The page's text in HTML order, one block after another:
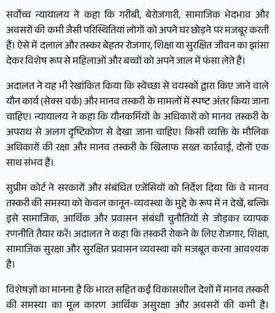
सर्वोच्च न्यायालय ने कहा कि गरीबी, बेरोजगारी, सामाजिक भेदभाव और
अवसरों की कमी जैसी परिस्थितियां लोगों को अपने घर छोड़ने पर मजबूर करती
हैं। ऐसे में दलाल और तस्कर बेहतर रोजगार, शिक्षा या सुरक्षित जीवन का झांसा
देकर विशेष रूप से महिलाओं और बच्चों को अपने जाल में फंसा लेते हैं।
अदालत ने यह भी रेखांकित किया कि स्वेच्छा से वयस्कों द्वारा किए जाने वाले
यौन कार्य (सेक्स वर्क) और मानव तस्करी के मामलों में स्पष्ट अंतर किया जाना
चाहिए। न्यायालय ने कहा कि यौनकर्मियों के अधिकारों को मानव तस्करी के
अपराध से अलग दृष्टिकोण से देखा जाना चाहिए। किसी व्यक्ति के मौलिक
अधिकारों की रक्षा और मानव तस्करी के खिलाफ सख्त कार्रवाई, दोनों एक
साथ संभव हैं।
सुप्रीम कोर्ट ने सरकारों और संबंधित एजेंसियों को निर्देश दिया कि वे मानव
तस्करी की समस्या को केवल कानून-व्यवस्था के मुद्दे के रूप में न देखें, बल्कि
इसे सामाजिक, आर्थिक और प्रवासन संबंधी चुनौतियों से जोड़कर व्यापक
रणनीति तैयार करें। अदालत ने कहा कि तस्करी रोकने के लिए रोजगार, शिक्षा,
सामाजिक सुरक्षा और सुरक्षित प्रवासन व्यवस्था को मजबूत करना आवश्यक
है।
विशेषज्ञों का मानना है कि भारत सहित कई विकासशील देशों में मानव तस्करी
की समस्या का मूल कारण आर्थिक असुरक्षा और अवसरों की कमी है।